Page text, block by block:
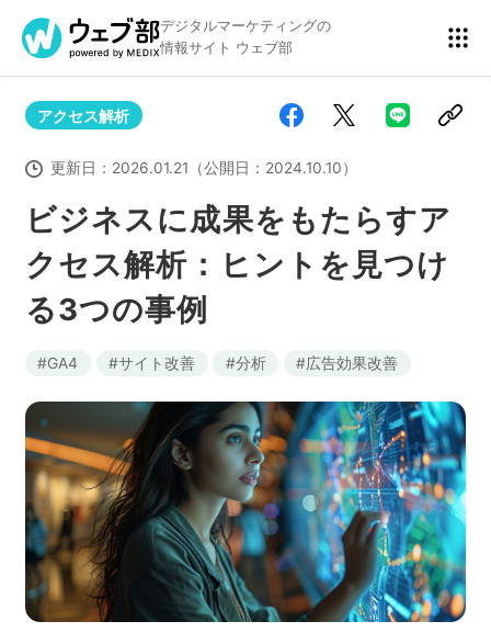
デジタルマーケティングの
情報サイト ウェブ部
リスティング広告 BtoBマーケティング
アクセス解析 ディスプレイ広告
アドテクノロジー 広告クリエイティブ
Webサイト構築 EC
ネット市場調査データ フィード広告
ビジネスに成果をもたらすア
クセス解析：ヒントを見つけ
る3つの事例
アクセス解析
更新日： 2026.01.21 （公開日： 2024.10.10）
GA4 サイト改善 分析 広告効果改善